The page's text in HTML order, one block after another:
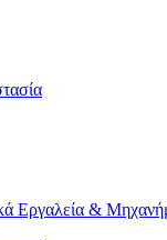
Εργαλεία &